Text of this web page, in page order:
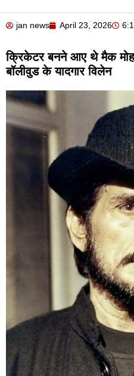
jan news April 23, 2026
क्रिकेटर बनने आए थे मैक
बॉलीवुड के यादगार विलेन